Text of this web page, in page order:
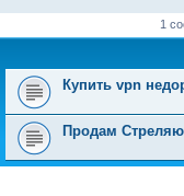
е
1
Купить vpn
Продам